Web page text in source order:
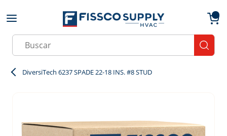
Skip to main content
Site Search
DiversiTech 6237 SPADE 22-18 INS. #8 STUD